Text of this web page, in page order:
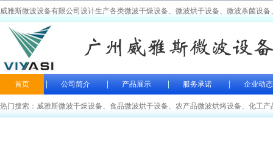
威雅斯微波设备有限公司设计生产各类微波干燥设备、微波烘干设备、微波杀菌设
首页 公司简介 产品展示 服务承诺 企业动态
热门搜索： 威雅斯微波干燥设备、 食品微波烘干设备、 农产品微波烘烤设备、 化工产